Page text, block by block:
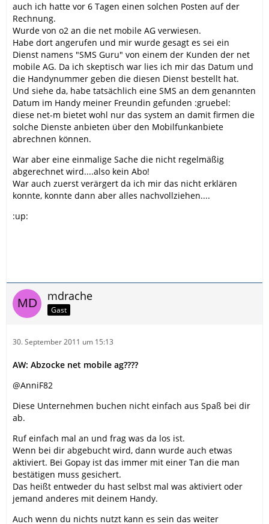
auch ich hatte vor 6 Tagen einen solchen Posten auf der
Rechnung.
Wurde von o2 an die net mobile AG verwiesen.
Habe dort angerufen und mir wurde gesagt es sei ein
Dienst namens "SMS Guru" von einem der Kunden der net
mobile AG. Da ich skeptisch war lies ich mir das Datum und
die Handynummer geben die diesen Dienst bestellt hat.
Und siehe da, habe tatsächlich eine SMS an dem genannten
Datum im Handy meiner Freundin gefunden :gruebel:
diese net-m bietet wohl nur das system an damit firmen die
solche Dienste anbieten über den Mobilfunkanbiete
abrechnen können.
War aber eine einmalige Sache die nicht regelmäßig
abgerechnet wird....also kein Abo!
War auch zuerst verärgert da ich mir das nicht erklären
konnte, konnte dann aber alles nachvollziehen....
:up:
mdrache
Gast
30. September 2011 um 15:13
AW: Abzocke net mobile ag????
@AnniF82
Diese Unternehmen buchen nicht einfach aus Spaß bei dir
ab.
Ruf einfach mal an und frag was da los ist.
Wenn bei dir abgebucht wird, dann wurde auch etwas
aktiviert. Bei Gopay ist das immer mit einer Tan die man
bestätigen muss gesichert.
Das heißt entweder du hast selbst mal was aktiviert oder
jemand anderes mit deinem Handy.
Auch wenn du nichts nutzt kann es sein das weiter